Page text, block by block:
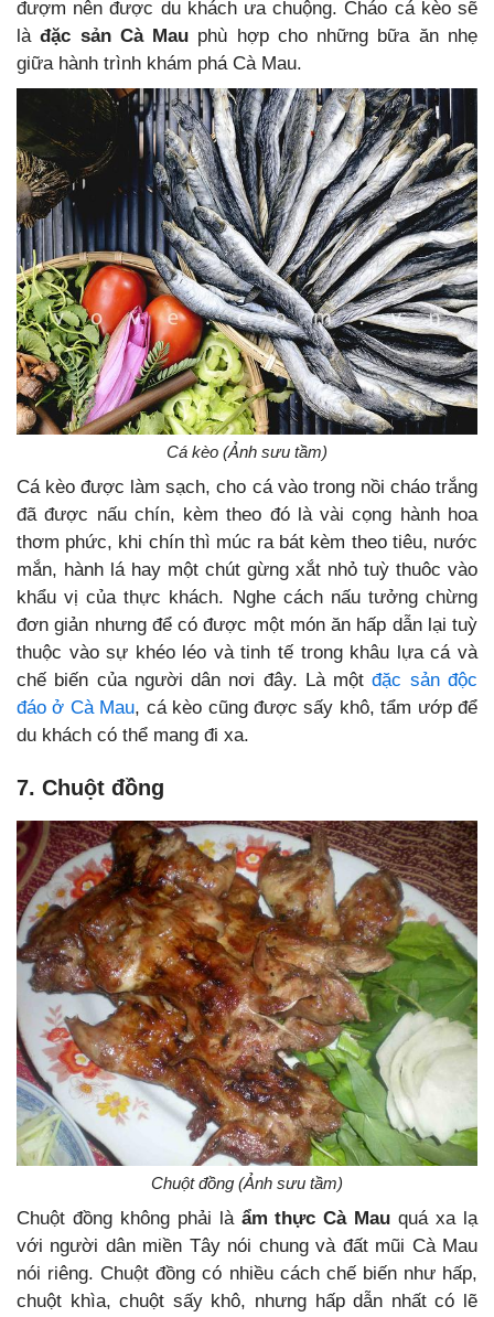
đượm nên được du khách ưa chuộng. Cháo cá kèo sẽ
làđặc sản Cà Mau phù hợp cho những bữa ăn nhẹ
giữa hành trình khám phá Cà Mau.
Cá kèo (Ảnh sưu tầm)
Cá kèo được làm sạch, cho cá vào trong nồi cháo trắng
đã được nấu chín, kèm theo đó là vài cọng hành hoa
thơm phức, khi chín thì múc ra bát kèm theo tiêu, nước
mắn, hành lá hay một chút gừng xắt nhỏ tuỳ thuôc vào
khẩu vị của thực khách. Nghe cách nấu tưởng chừng
đơn giản nhưng để có được một món ăn hấp dẫn lại tuỳ
thuộc vào sự khéo léo và tinh tế trong khâu lựa cá và
chế biến của người dân nơi đây. Là mộtđặc sản độc
đáo ở Cà Mau, cá kèo cũng được sấy khô, tẩm ướp để
du khách có thể mang đi xa.
7. Chuột đồng
Chuột đồng (Ảnh sưu tầm)
Chuột đồng không phải là ẩm thực Cà Mau quá xa lạ
với người dân miền Tây nói chung và đất mũi Cà Mau
nói riêng. Chuột đồng có nhiều cách chế biến như hấp,
chuột khìa, chuột sấy khô, nhưng hấp dẫn nhất có lẽ